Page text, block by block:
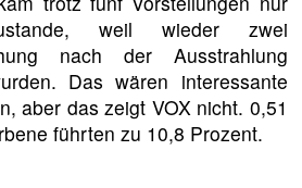
weil wieder zwei
nach der Ausstrahlung
Das wären interessante
aber das zeigt VOX nicht. 0,51
führten zu 10,8 Prozent.